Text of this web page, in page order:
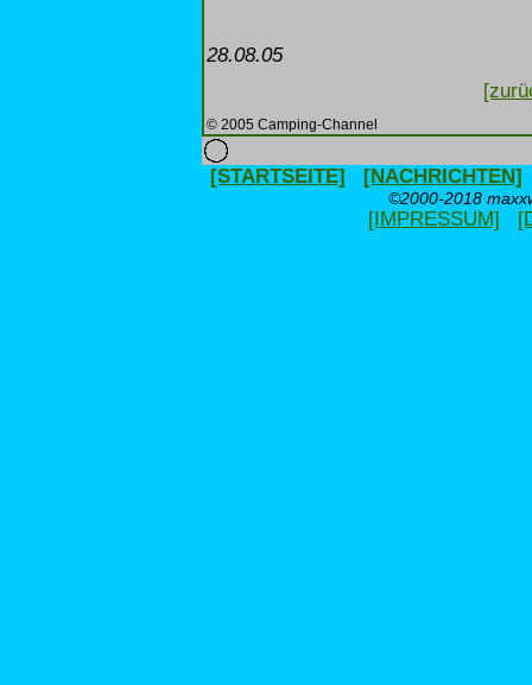
28.08.05
© 2005 Camping-Channel
[STARTSEITE] [NACHRICHTEN]
©2000-2018
[IMPRESSUM]